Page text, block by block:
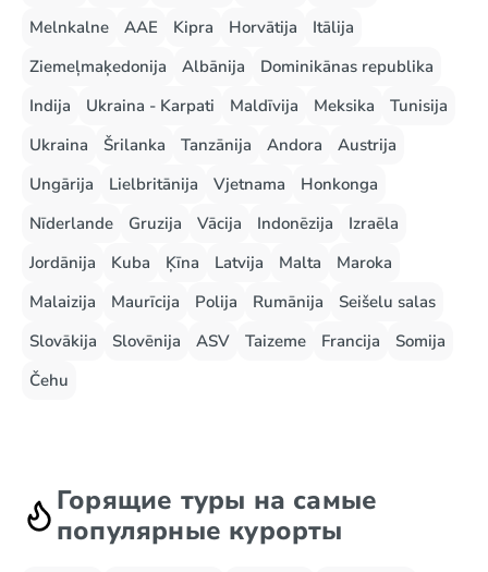
Melnkalne
AAE Kipra Horvātija
Itālija
Ziemeļmaķedonija
Albānija
Dominikānas republika
Indija
Ukraina - Karpati Maldīvija Meksika
Tunisija
Ukraina
Šrilanka Tanzānija Andora
Austrija
Ungārija
Lielbritānija Vjetnama
Honkonga
Nīderlande
Gruzija Vācija Indonēzija
Izraēla
Jordānija
Kuba Ķīna Latvija Malta
Maroka
Malaizija
Maurīcija Polija Rumānija
Seišelu salas
Slovākija
Slovēnija ASV Taizeme Francija
Somija
Čehu
Горящие туры на самые
популярные курорты